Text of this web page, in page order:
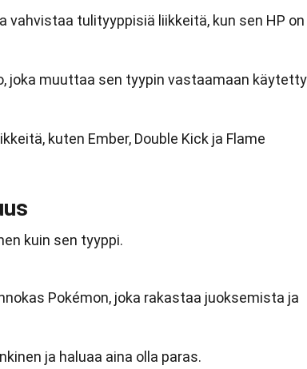
vahvistaa tulityyppisiä liikkeitä, kun sen HP on
joka muuttaa sen tyypin vastaamaan
kuten Ember, Double Kick ja Flame
kuin sen tyyppi.
Pokémon, joka rakastaa juoksemista ja
ja haluaa aina olla paras.